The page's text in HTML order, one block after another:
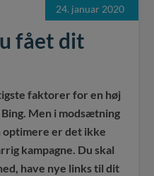
24. januar 2020
fået dit
faktorer for en høj
Men i modsætning
optimere er det ikke
kampagne. Du skal
have nye links til dit